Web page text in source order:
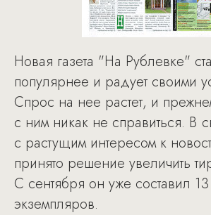
Новая газета "На Рублевке"
популярнее и радует своими
Спрос на нее растет, и
с ним никак не справиться. В
с растущим интересом к
принято решение увеличить
С сентября он уже составил 13
экземпляров.